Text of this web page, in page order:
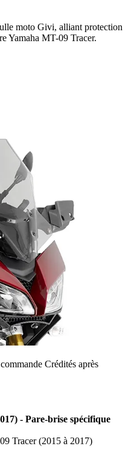
moto Givi, alliant protection
Yamaha MT-09 Tracer.
Crédités après
- Pare-brise spécifique
Tracer (2015 à 2017)